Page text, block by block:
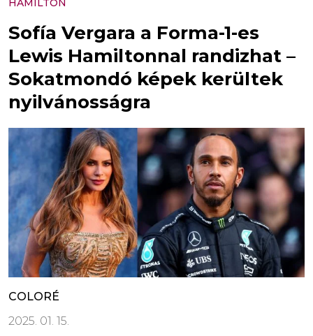
HAMILTON
Sofía Vergara a Forma-1-es
Lewis Hamiltonnal randizhat –
Sokatmondó képek kerültek
nyilvánosságra
COLORÉ
2025. 01. 15.